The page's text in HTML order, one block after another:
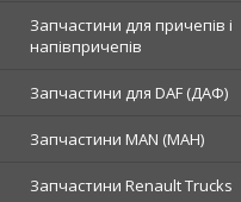
Запчастини для причепів і
напівпричепів
Запчастини для DAF (ДАФ)
Запчастини MAN (МАН)
Запчастини Renault Trucks